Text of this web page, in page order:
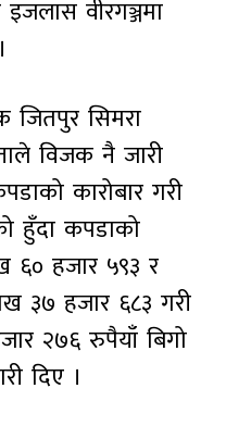
वीरगञ्जमा
जितपुर सिमरा
विजक नै जारी
कारोबार गरी
हुँदा कपडाको
हजार ५९३ र
३७ हजार ६८३ गरी
२७६ रुपैयाँ बिगो
दिए ।